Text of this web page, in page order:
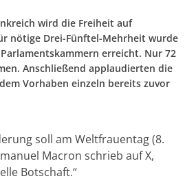
wird die Freiheit auf
nötige Drei-Fünftel-Mehrheit wurde
erreicht. Nur 72
Anschließend applaudierten die
Vorhaben einzeln bereits zuvor
soll am Weltfrauentag (8.
Macron schrieb auf X,
Botschaft.“